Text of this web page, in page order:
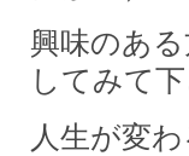
興味のあ
してみて下
人生が変